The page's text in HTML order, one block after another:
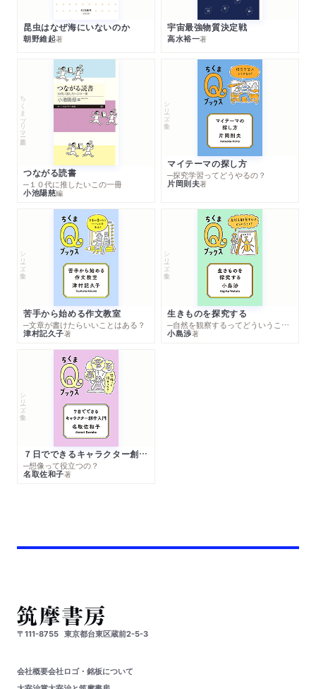
昆虫はなぜ海にいないのか
朝野維起著
宇宙最強物質決定戦
高水裕一著
ちくまプリマー新書
つながる読書
─１０代に推したいこの一冊
小池陽慈編
シリーズ・全集
マイテーマの探し方
─探究学習ってどうやるの？
片岡則夫著
シリーズ・全集
苦手から始める作文教室
─文章が書けたらいいことはある？
津村記久子著
シリーズ・全集
生きものを探究する
─自然を観察するってどういうこと？
小島渉著
シリーズ・全集
７日でできるキャラクター創作入門
─想像って役立つの？
名取佐和子著
〒111-8755 東京都台東区蔵前2-5-3
会社概要会社ロゴ・銘板について